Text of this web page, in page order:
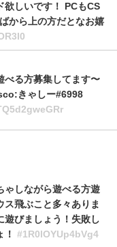
欲しいです！ PCもCS
から上の方だとなお嬉
べる方募集してます〜
きゃしー#6998
ゃしながら遊べる方遊
飛ぶこと多々ありま
びましょう！失敗し
！ #1R0lOYUp4bVg4